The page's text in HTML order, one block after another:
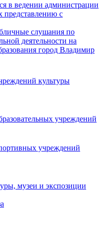
в ведении администрации
представлению с
слушания по
деятельности на
город Владимир
культуры
учреждений
учреждений
музеи и экспозиции